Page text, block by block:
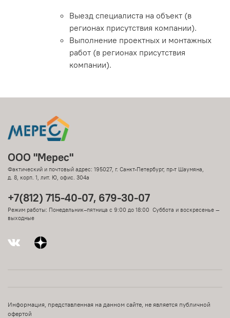
Выезд специалиста на объект (в
регионах присутствия компании).
Выполнение проектных и монтажных
работ (в регионах присутствия
компании).
ООО "Мерес"
Фактический и почтовый адрес: 195027, г. Санкт-Петербург, пр-т Шаумяна,
д. 8, корп. 1, лит. Ю, офис. 304а
+7(812) 715-40-07, 679-30-07
Режим работы: Понедельник–пятница с 9:00 до 18:00 Суббота и воскресенье —
выходные
Информация, представленная на данном сайте, не является публичной
офертой